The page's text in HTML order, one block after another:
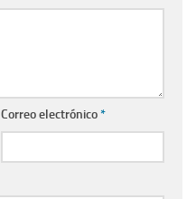
Correo electrónico*